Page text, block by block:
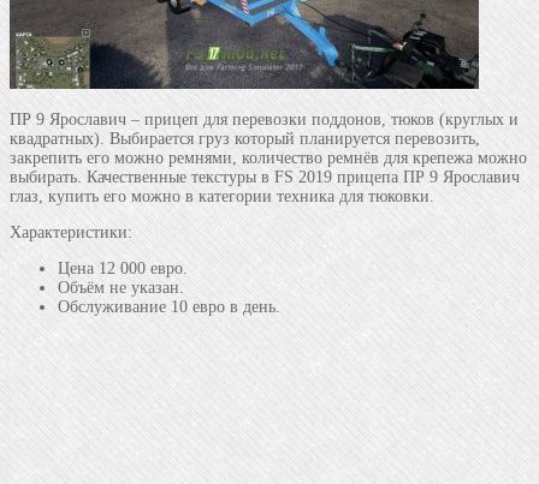
ПР 9 Ярославич – прицеп для перевозки поддонов, тюков (круглых и
квадратных). Выбирается груз который планируется перевозить,
закрепить его можно ремнями, количество ремнёв для крепежа можно
выбирать. Качественные текстуры в FS 2019 прицепа ПР 9 Ярославич
глаз, купить его можно в категории техника для тюковки.
Характеристики:
Цена 12 000 евро.
Объём не указан.
Обслуживание 10 евро в день.